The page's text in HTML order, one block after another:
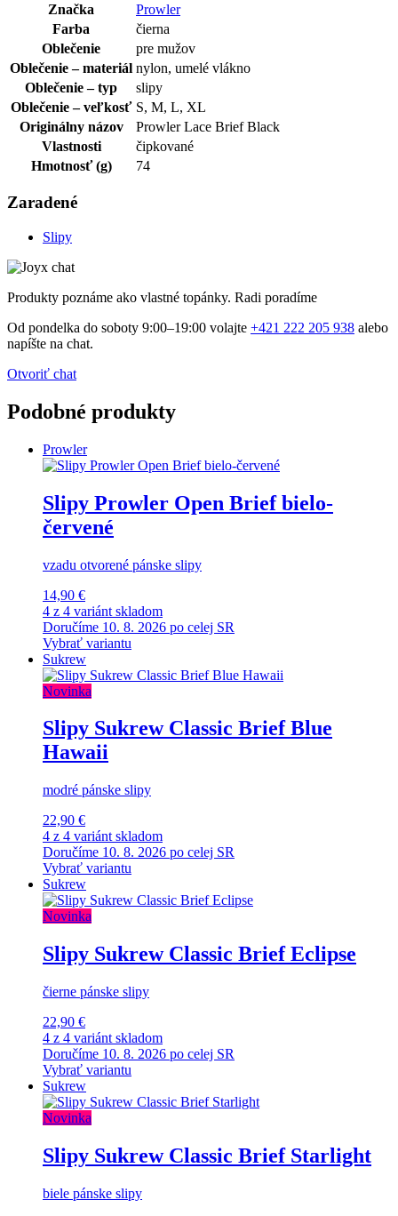
Značka
Prowler
Farba
čierna
Oblečenie
pre mužov
Oblečenie – materiál nylon, umelé vlákno
Oblečenie – typ
slipy
Oblečenie – veľkosť S, M, L, XL
Originálny názov
Prowler Lace Brief Black
Vlastnosti
čipkované
Hmotnosť (g)
74
Zaradené
Slipy
Produkty poznáme ako vlastné topánky. Radi poradíme
Od pondelka do soboty 9:00–19:00 volajte +421 222 205 938 alebo
napíšte na chat.
Otvoriť chat
Podobné produkty
Prowler
Slipy Prowler Open Brief bielo-
červené
vzadu otvorené pánske slipy
14,90 €
4 z 4 variánt skladom
Doručíme 10. 8. 2026 po celej SR
Vybrať variantu
Sukrew
Novinka
Slipy Sukrew Classic Brief Blue
Hawaii
modré pánske slipy
22,90 €
4 z 4 variánt skladom
Doručíme 10. 8. 2026 po celej SR
Vybrať variantu
Sukrew
Novinka
Slipy Sukrew Classic Brief Eclipse
čierne pánske slipy
22,90 €
4 z 4 variánt skladom
Doručíme 10. 8. 2026 po celej SR
Vybrať variantu
Sukrew
Novinka
Slipy Sukrew Classic Brief Starlight
biele pánske slipy